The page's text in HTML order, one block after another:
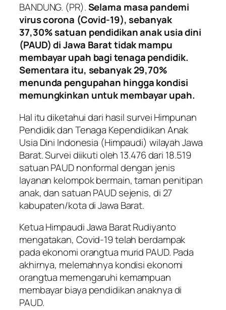
BANDUNG. (PR).Selama masa pandemi
virus corona (Covid-19), sebanyak
37,30% satuan pendidikan anak usia dini
(PAUD) di Jawa Barat tidak mampu
membayar upah bagi tenaga pendidik.
Sementara itu, sebanyak 29,70%
menunda pengupahan hingga kondisi
memungkinkan untuk membayar upah.
Hal itu diketahui dari hasil survei Himpunan
Pendidik dan Tenaga Kependidikan Anak
Usia Dini Indonesia (Himpaudi) wilayah Jawa
Barat. Survei diikuti oleh 13.476 dari 18.519
satuan PAUD nonformal dengan jenis
layanan kelompok bermain, taman penitipan
anak, dan satuan PAUD sejenis, di 27
kabupaten/kota di Jawa Barat.
Ketua Himpaudi Jawa Barat Rudiyanto
mengatakan, Covid-19 telah berdampak
pada ekonomi orangtua murid PAUD. Pada
akhirnya, melemahnya kondisi ekonomi
orangtua memengaruhi kemampuan
membayar biaya pendidikan anaknya di
PAUD.